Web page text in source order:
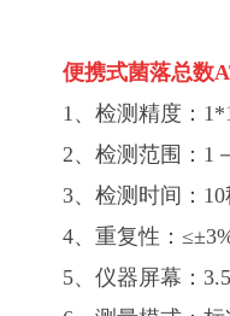
便携式菌落总数
1、检测精度：
2、检测范围：1
3、检测时间：10
4、重复性：
5、仪器屏幕：